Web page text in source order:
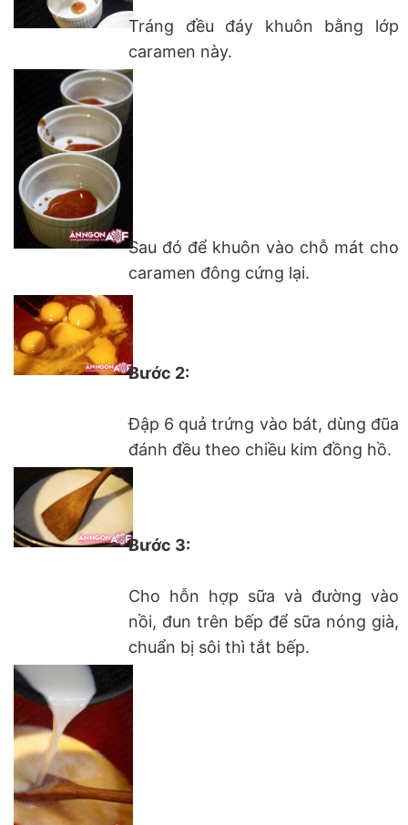
Tráng đều đáy khuôn bằng lớp
caramen này.
Sau đó để khuôn vào chỗ mát cho
caramen đông cứng lại.
Bước 2:
Đập 6 quả trứng vào bát, dùng đũa
đánh đều theo chiều kim đồng hồ.
Bước 3:
Cho hỗn hợp sữa và đường vào
nồi, đun trên bếp để sữa nóng già,
chuẩn bị sôi thì tắt bếp.